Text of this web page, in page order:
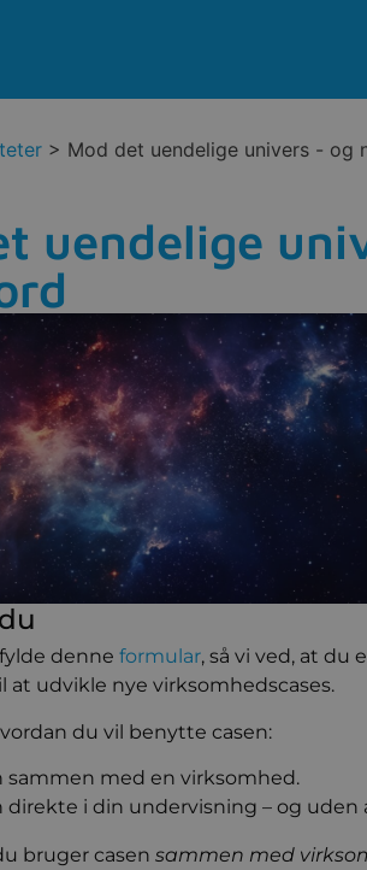
> Mod det uendelige univers - og
uendelige
denne formular, så vi ved, at du
at udvikle nye virksomhedscases.
du vil benytte casen:
sammen med en virksomhed.
direkte i din undervisning – og
bruger casen sammen med